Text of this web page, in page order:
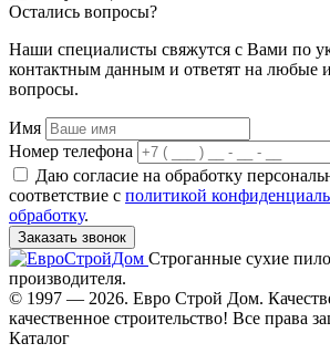
Остались вопросы?
Наши специалисты свяжутся с Вами по
контактным данным и ответят на любые
вопросы.
Имя
Номер телефона
Даю согласие на обработку
соответствие с политикой
обработку.
Заказать звонок
Строганные сухие
производителя.
© 1997 — 2026. Евро Строй Дом.
качественное строительство! Все права
Каталог